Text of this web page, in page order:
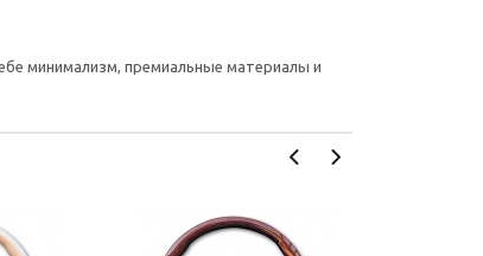
минимализм, премиальные материалы и